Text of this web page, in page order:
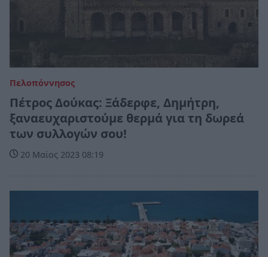
Πελοπόννησος
Πέτρος Δούκας: Ξάδερφε, Δημήτρη,
ξαναευχαριστούμε θερμά για τη δωρεά
των συλλογών σου!
20 Μαϊος 2023 08:19